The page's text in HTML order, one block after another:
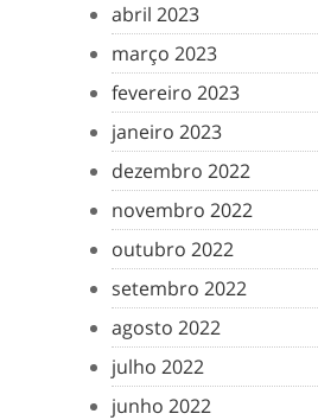
abril 2023
março 2023
fevereiro 2023
janeiro 2023
dezembro 2022
novembro 2022
outubro 2022
setembro 2022
agosto 2022
julho 2022
junho 2022